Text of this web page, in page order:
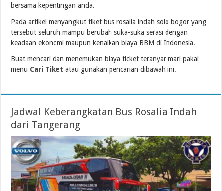
bersama kepentingan anda.
Pada artikel menyangkut tiket bus rosalia indah solo bogor yang
tersebut seluruh mampu berubah suka-suka serasi dengan
keadaan ekonomi maupun kenaikan biaya BBM di Indonesia.
Buat mencari dan menemukan biaya ticket teranyar mari pakai
menu Cari Tiket atau gunakan pencarian dibawah ini.
Jadwal Keberangkatan Bus Rosalia Indah
dari Tangerang